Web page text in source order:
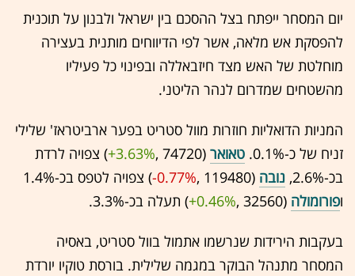
יום המסחר ייפתח בצל ההסכם בין ישראל ולבנון על תוכנית
להפסקת אש מלאה, אשר לפי הדיווחים מותנית בעצירה
מוחלטת של האש מצד חיזבאללה ובפינוי כל פעיליו
מהשטחים שמדרום לנהר הליטני.
המניות הדואליות חוזרות מוול סטריט בפער ארביטראז' שלילי
זניח של כ-0.1%.
טאואר (74720 ,‎
+3.63%‏) צפויה לרדת
בכ-2.6%,
נובה (119480 ,‎
-0.77%
‏) צפויה לטפס בכ-1.4%
ופורומולה (32560 ,‎
+0.46%‏) תעלה בכ-3.3%.
בעקבות הירידות שנרשמו אתמול בוול סטריט, באסיה
המסחר מתנהל הבוקר במגמה שלילית. בורסת טוקיו יורדת